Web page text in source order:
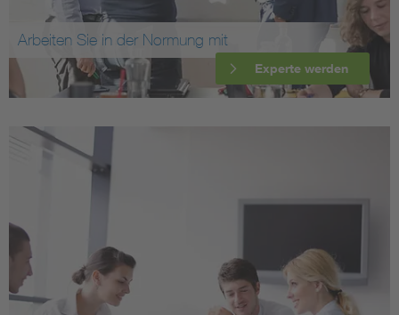
Arbeiten Sie in der Normung mit
Experte werden